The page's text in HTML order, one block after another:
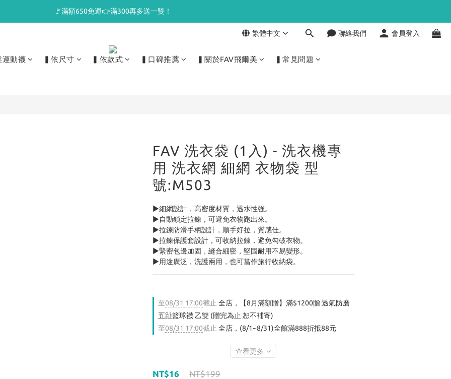
🚩滿額650免運👉滿300再多送一雙！
繁體中文 聯絡我們 會員登入
動襪 ▍依尺寸 ▍依款式 ▍口碑推薦 ▍關於FAV飛爾美 ▍常見問題
FAV 洗衣袋 (1入) - 洗衣機專
用 洗衣網 細網 衣物袋 型
號:M503
►細網設計，高密度材質，透水性強。
►自動鎖定拉鍊，可避免衣物跑出來。
►拉鍊防滑手柄設計，順手好拉，質感佳。
►拉鍊保護套設計，可收納拉鍊，避免勾破衣物。
►緊密包邊加固，縫合細密，堅固耐用不易變形。
►用途廣泛，洗護兩用，也可當作旅行收納袋。
至08/31 17:00截止 全店，【8月滿額贈】滿$1200贈 透氣防磨
五趾籃球襪 乙雙 (贈完為止 恕不補寄)
至08/31 17:00截止 全店，(8/1~8/31)全館滿888折抵88元
查看更多
NT$199
NT$16
立即購買